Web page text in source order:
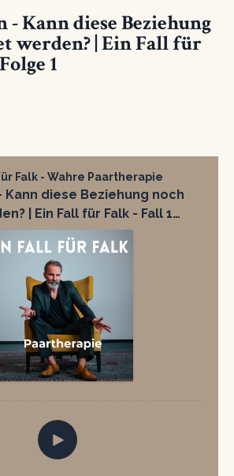
- Kann diese Beziehung
werden? | Ein Fall für
1